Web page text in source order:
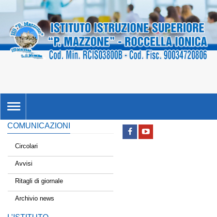
TOGGLE
NAVIGATION
COMUNICAZIONI
Circolari
Avvisi
Ritagli di giornale
Archivio news